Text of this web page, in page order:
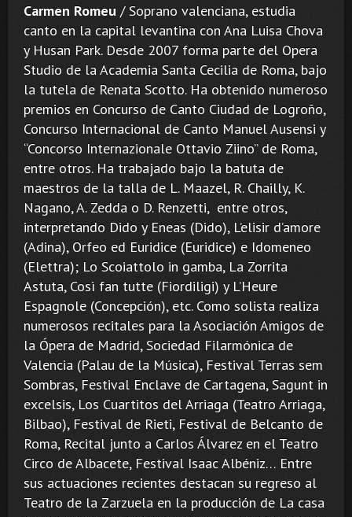
Carmen Romeu / Soprano valenciana, estudia
canto en la capital levantina con Ana Luisa Chova
y Husan Park. Desde 2007 forma parte del Opera
Studio de la Academia Santa Cecilia de Roma, bajo
la tutela de Renata Scotto. Ha obtenido numeroso
premios en Concurso de Canto Ciudad de Logroño,
Concurso Internacional de Canto Manuel Ausensi y
“Concorso Internazionale Ottavio Ziino” de Roma,
entre otros. Ha trabajado bajo la batuta de
maestros de la talla de L. Maazel, R. Chailly, K.
Nagano, A. Zedda o D. Renzetti, entre otros,
interpretando Dido y Eneas (Dido), L’elisir d’amore
(Adina), Orfeo ed Euridice (Euridice) e Idomeneo
(Elettra); Lo Scoiattolo in gamba, La Zorrita
Astuta, Così fan tutte (Fiordiligi) y L’Heure
Espagnole (Concepción), etc. Como solista realiza
numerosos recitales para la Asociación Amigos de
la Ópera de Madrid, Sociedad Filarmónica de
Valencia (Palau de la Música), Festival Terras sem
Sombras, Festival Enclave de Cartagena, Sagunt in
excelsis, Los Cuartitos del Arriaga (Teatro Arriaga,
Bilbao), Festival de Rieti, Festival de Belcanto de
Roma, Recital junto a Carlos Álvarez en el Teatro
Circo de Albacete, Festival Isaac Albéniz… Entre
sus actuaciones recientes destacan su regreso al
Teatro de la Zarzuela en la producción de La casa